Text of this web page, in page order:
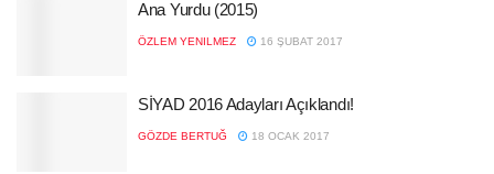
Ana Yurdu (2015)
ÖZLEM YENILMEZ 16 ŞUBAT 2017
SİYAD 2016 Adayları Açıklandı!
GÖZDE BERTUĞ 18 OCAK 2017